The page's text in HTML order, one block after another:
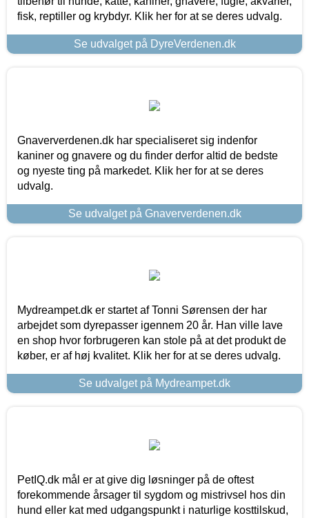
fisk, reptiller og krybdyr. Klik her for at se deres udvalg.
Se udvalget på DyreVerdenen.dk
Gnaververdenen.dk har specialiseret sig indenfor
kaniner og gnavere og du finder derfor altid de bedste
og nyeste ting på markedet. Klik her for at se deres
udvalg.
Se udvalget på Gnaververdenen.dk
Mydreampet.dk er startet af Tonni Sørensen der har
arbejdet som dyrepasser igennem 20 år. Han ville lave
en shop hvor forbrugeren kan stole på at det produkt de
køber, er af høj kvalitet. Klik her for at se deres udvalg.
Se udvalget på Mydreampet.dk
PetIQ.dk mål er at give dig løsninger på de oftest
forekommende årsager til sygdom og mistrivsel hos din
hund eller kat med udgangspunkt i naturlige kosttilskud,